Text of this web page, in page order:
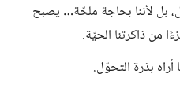
بل لأننا بحاجة ملحّة… يصبح
من ذاكرتنا الحيّة.
بذرة التحوّل.